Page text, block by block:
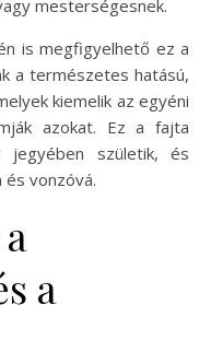
mesterségesnek.
is megfigyelhető ez a
a természetes hatású,
kiemelik az egyéni
azokat. Ez a fajta
jegyében születik, és
vonzóvá.
a